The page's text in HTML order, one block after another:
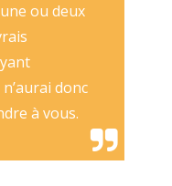
ou deux
donc
à vous.